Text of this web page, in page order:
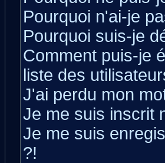
Pourquoi n'ai-je
Pourquoi suis-je
Comment puis-je
liste des
J'ai perdu mon
Je me suis inscrit
Je me suis
?!